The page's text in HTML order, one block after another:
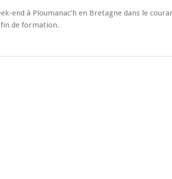
end à Ploumanac’h en Bretagne dans le
de formation.